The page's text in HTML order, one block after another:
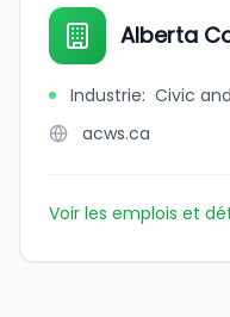
Alberta
Industrie: Civic
acws.ca
Voir les emplois et